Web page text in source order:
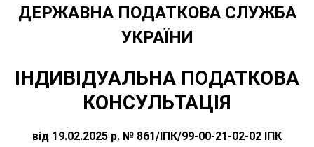
ДЕРЖАВНА ПОДАТКОВА СЛУЖБА
УКРАЇНИ
ІНДИВІДУАЛЬНА ПОДАТКОВА
КОНСУЛЬТАЦІЯ
від 19.02.2025 р. № 861/ІПК/99-00-21-02-02 ІПК